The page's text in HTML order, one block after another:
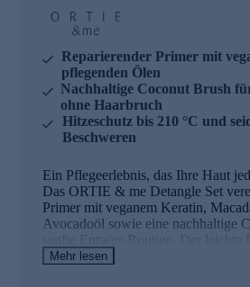
Reparierender Primer mit
pflegenden Ölen
Nachhaltige Coconut Brush
ohne Haarbruch
Hitzeschutz bis 210 °C und
Beschweren
Ein Pflegeerlebnis, das Ihre Haut
Das ORTIE & me Detangle Set
Primer mit veganem Keratin,
Avocadoöl sowie eine nachhaltige
sanfte Entwirr-Routine. Der leichte
Kämmbarkeit spürbar, schützt vor
Mehr lesen